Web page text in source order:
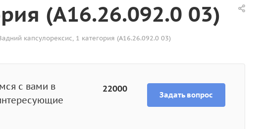
(A16.26.092.0 03)
капсулорексис, 1 категория (A16.26.092.0 03)
с вами в
22000
Задать вопрос